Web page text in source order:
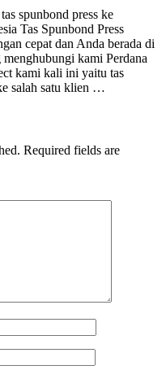
spunbond press ke
Tas Spunbond Press
cepat dan Anda berada di
kami Perdana
kami kali ini yaitu tas
salah satu klien …
Required fields are